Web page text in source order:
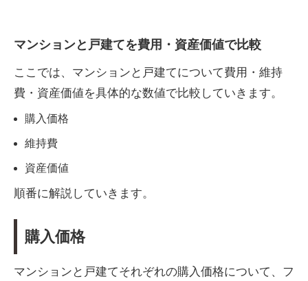
マンションと戸建てを費用・資産価値で比較
ここでは、マンションと戸建てについて費用・維持
費・資産価値を具体的な数値で比較していきます。
購入価格
維持費
資産価値
順番に解説していきます。
購入価格
マンションと戸建てそれぞれの購入価格について、フ